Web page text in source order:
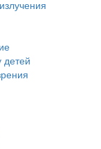
детей